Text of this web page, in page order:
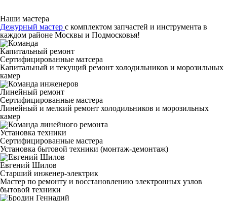
Наши мастера
Дежурный мастер с комплектом запчастей и инструмента в
каждом районе Москвы и Подмосковья!
Капитальный ремонт
Сертифицированные матсера
Капитальный и текущий ремонт холодильников и морозильных
камер
Линейный ремонт
Сертифицированные мастера
Линейный и мелкий ремонт холодильников и морозильных
камер
Установка техники
Сертифицированные мастера
Установка бытовой техники (монтаж-демонтаж)
Евгений Шилов
Старший инженер-электрик
Мастер по ремонту и восстановлению электронных узлов
бытовой техники